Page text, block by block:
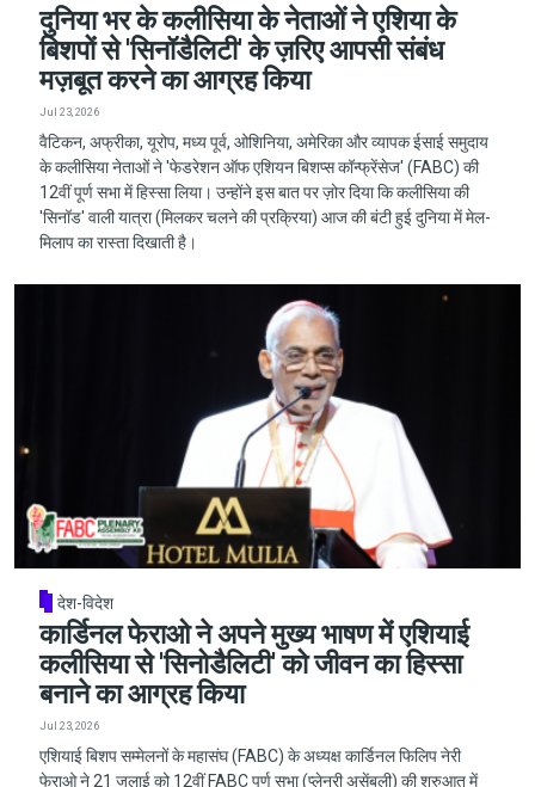
दुनिया भर के कलीसिया के नेताओं ने एशिया के
बिशपों से 'सिनॉडैलिटी' के ज़रिए आपसी संबंध
मज़बूत करने का आग्रह किया
Jul 23, 2026
वैटिकन, अफ्रीका, यूरोप, मध्य पूर्व, ओशिनिया, अमेरिका और व्यापक ईसाई समुदाय
के कलीसिया नेताओं ने 'फेडरेशन ऑफ एशियन बिशप्स कॉन्फ्रेंसेज' (FABC) की
12वीं पूर्ण सभा में हिस्सा लिया। उन्होंने इस बात पर ज़ोर दिया कि कलीसिया की
'सिनॉड' वाली यात्रा (मिलकर चलने की प्रक्रिया) आज की बंटी हुई दुनिया में मेल-
मिलाप का रास्ता दिखाती है।
देश-विदेश
कार्डिनल फेराओ ने अपने मुख्य भाषण में एशियाई
कलीसिया से 'सिनोडैलिटी' को जीवन का हिस्सा
बनाने का आग्रह किया
Jul 23, 2026
एशियाई बिशप सम्मेलनों के महासंघ (FABC) के अध्यक्ष कार्डिनल फिलिप नेरी
फेराओ ने 21 जुलाई को 12वीं FABC पूर्ण सभा (प्लेनरी असेंबली) की शुरुआत में